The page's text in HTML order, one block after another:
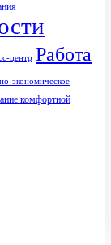
центр Работа
экономическое
комфортной